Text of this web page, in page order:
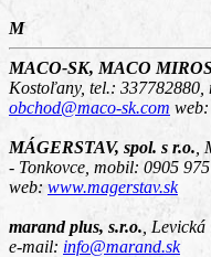
M
MACO-SK, MACO
Kostoľany, tel.:
obchod@maco-sk.com web:
MÁGERSTAV, spol. s r.o.
- Tonkovce , mobil: 0905
web: www.magerstav.sk
marand plus, s.r.o.
e-mail: info@marand.sk